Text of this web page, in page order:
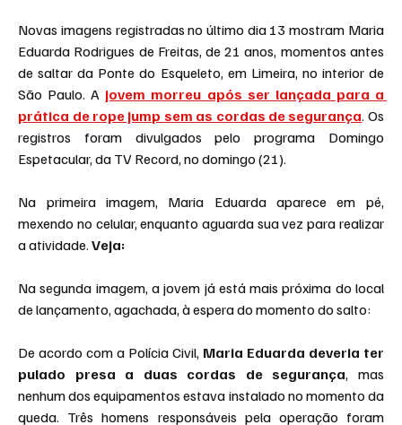
Novas imagens registradas no último dia 13 mostram Maria
Eduarda Rodrigues de Freitas, de 21 anos, momentos antes
de saltar da Ponte do Esqueleto, em Limeira, no interior de
São Paulo. A jovem morreu após ser lançada para a
prática de rope jump sem as cordas de segurança. Os
registros foram divulgados pelo programa Domingo
Espetacular, da TV Record, no domingo (21).
Na primeira imagem, Maria Eduarda aparece em pé,
mexendo no celular, enquanto aguarda sua vez para realizar
a atividade. Veja:
Na segunda imagem, a jovem já está mais próxima do local
de lançamento, agachada, à espera do momento do salto:
De acordo com a Polícia Civil, Maria Eduarda deveria ter
pulado presa a duas cordas de segurança, mas
nenhum dos equipamentos estava instalado no momento da
queda. Três homens responsáveis pela operação foram